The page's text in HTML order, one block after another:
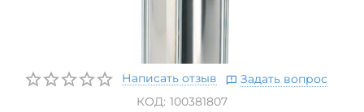
Написать отзыв
Задать вопрос
КОД: 100381807